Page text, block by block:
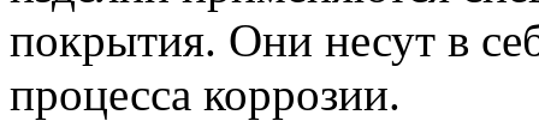
покрытия. Они несут в
процесса коррозии.